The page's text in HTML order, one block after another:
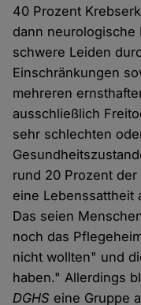
40 Prozent
dann neurologische
schwere Leiden
Einschränkungen
mehreren
ausschließlich
sehr schlechten
rund 20 Prozent
eine Lebenssattheit
Das seien
noch das
nicht wollten" und
haben." Allerdings
DGHS eine Gruppe